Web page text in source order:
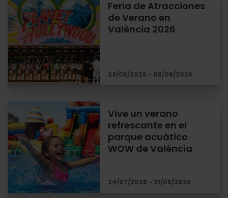
Feria de Atracciones
de Verano en
València 2026
23/06/2026 - 08/08/2026
Vive un verano
refrescante en el
parque acuático
WOW de València
24/07/2026 - 31/08/2026